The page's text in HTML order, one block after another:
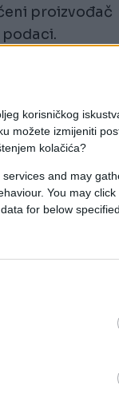
korisničkog
možete izmijeniti
kolačića?
and may
You may
for below
proizvođač
u subotu oko
je ZL Split.
jednom